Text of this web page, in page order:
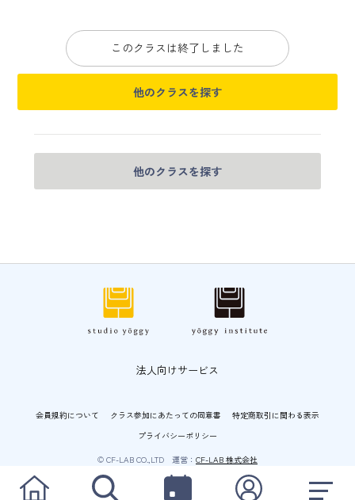
このクラスは終了しました
他のクラスを探す
他のクラスを探す
法人向けサービス
会員規約について クラス参加にあたっての同意書
特定商取引に関わる表示
プライバシーポリシー
© CF-LAB CO.,LTD 運営： CF-LAB 株式会社